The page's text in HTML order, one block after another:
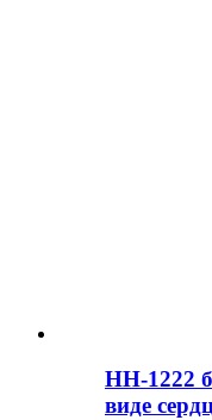
HH-1222
виде